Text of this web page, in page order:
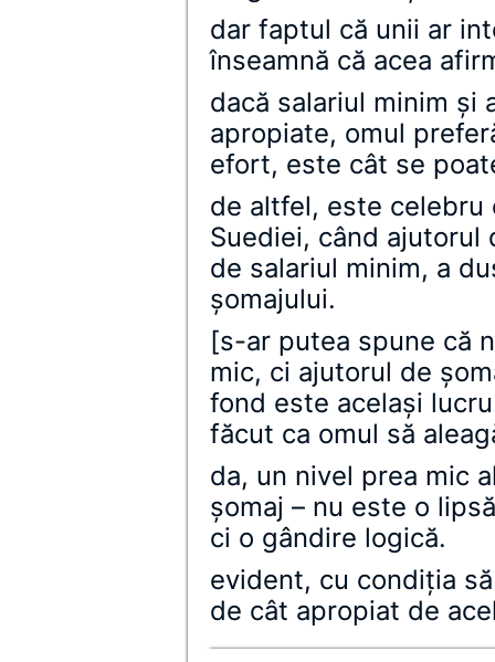
dar faptul că unii ar
înseamnă că acea
dacă salariul minim şi
apropiate, omul
efort, este cât se
de altfel, este celebru
Suediei, când
de salariul minim, a
şomajului.
[s-ar putea spune că
mic, ci ajutorul de
fond este acelaşi
făcut ca omul să
da, un nivel prea mic
şomaj – nu este o
ci o gândire logică.
evident, cu condiţia
de cât apropiat de